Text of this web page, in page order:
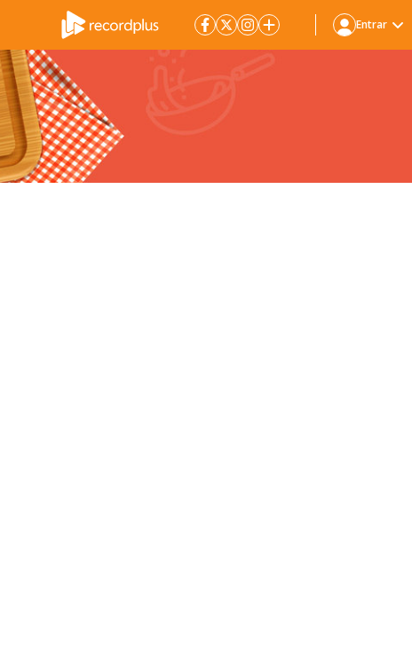
Entrar